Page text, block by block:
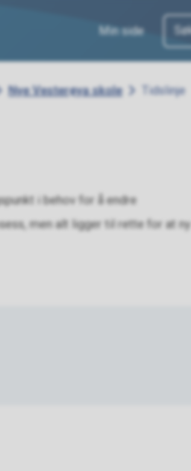
Min side
Nye Vesterøya skole Tidslinje
i behov for å endre
men alt ligger til rette for at ny